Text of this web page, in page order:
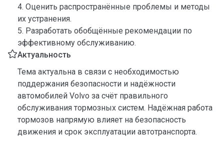
4. Оценить распространённые проблемы и методы
их устранения.
5. Разработать обобщённые рекомендации по
эффективному обслуживанию.
Актуальность
Тема актуальна в связи с необходимостью
поддержания безопасности и надёжности
автомобилей Volvo за счёт правильного
обслуживания тормозных систем. Надёжная работа
тормозов напрямую влияет на безопасность
движения и срок эксплуатации автотранспорта.